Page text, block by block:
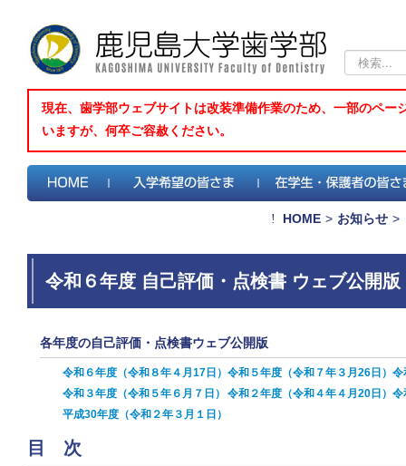
索...
現在、歯学部ウェブサイトは改装準備作業のため、一部のペ
いますが、何卒ご容赦ください。
HOME > お知らせ >
令和６年度 自己評価・点検書 ウェブ公開
各年度の自己評価・点検書ウェブ公開版
令和６年度（令和８年４月17日） 令和５年度（令和７年３月26日）令
令和３年度（令和５年６月７日）
令和２年度（令和４年４月20日）令
平成30年度（令和２年３月１日）
目次